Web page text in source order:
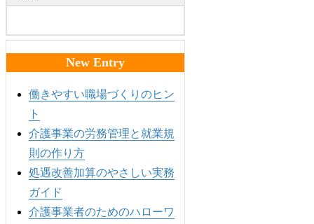
New Entry
働きやすい職場づくりのヒン
ト
介護事業の労務管理と就業規
則の作り方
処遇改善加算のやさしい実務
ガイド
介護事業者のためのハローワ